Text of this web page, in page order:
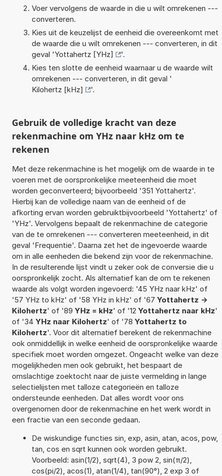
Voer vervolgens de waarde in die u wilt omrekenen ---
converteren.
Kies uit de keuzelijst de eenheid die overeenkomt met
de waarde die u wilt omrekenen --- converteren, in dit
geval 'Yottahertz [YHz]
'.
Kies ten slotte de eenheid waarnaar u de waarde wilt
omrekenen --- converteren, in dit geval '
Kilohertz [kHz]
'.
Gebruik de volledige kracht van deze
rekenmachine om YHz naar kHz om te
rekenen
Met deze rekenmachine is het mogelijk om de waarde in te
voeren met de oorspronkelijke meeteenheid die moet
worden geconverteerd; bijvoorbeeld '351 Yottahertz'.
Hierbij kan de volledige naam van de eenheid of de
afkorting ervan worden gebruiktbijvoorbeeld 'Yottahertz' of
'YHz'. Vervolgens bepaalt de rekenmachine de categorie
van de te omrekenen --- converteren meeteenheid, in dit
geval 'Frequentie'. Daarna zet het de ingevoerde waarde
om in alle eenheden die bekend zijn voor de rekenmachine.
In de resulterende lijst vindt u zeker ook de conversie die u
oorspronkelijk zocht. Als alternatief kan de om te rekenen
waarde als volgt worden ingevoerd: '45 YHz naar kHz' of
'57 YHz to kHz' of '58 YHz in kHz' of '67 Yottahertz ->
Kilohertz' of '89 YHz = kHz' of '12 Yottahertz naar kHz'
of '34 YHz naar Kilohertz' of '78 Yottahertz to
Kilohertz'. Voor dit alternatief berekent de rekenmachine
ook onmiddellijk in welke eenheid de oorspronkelijke waarde
specifiek moet worden omgezet. Ongeacht welke van deze
mogelijkheden men ook gebruikt, het bespaart de
omslachtige zoektocht naar de juiste vermelding in lange
selectielijsten met talloze categorieën en talloze
ondersteunde eenheden. Dat alles wordt voor ons
overgenomen door de rekenmachine en het werk wordt in
een fractie van een seconde gedaan.
De wiskundige functies sin, exp, asin, atan, acos, pow,
tan, cos en sqrt kunnen ook worden gebruikt.
Voorbeeld: asin(1/2), sqrt(4), 3 pow 2, sin(π/2),
cos(pi/2), acos(1), atan(1/4), tan(90°), 2 exp 3 of